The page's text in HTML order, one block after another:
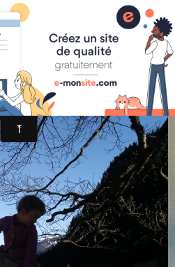
nature